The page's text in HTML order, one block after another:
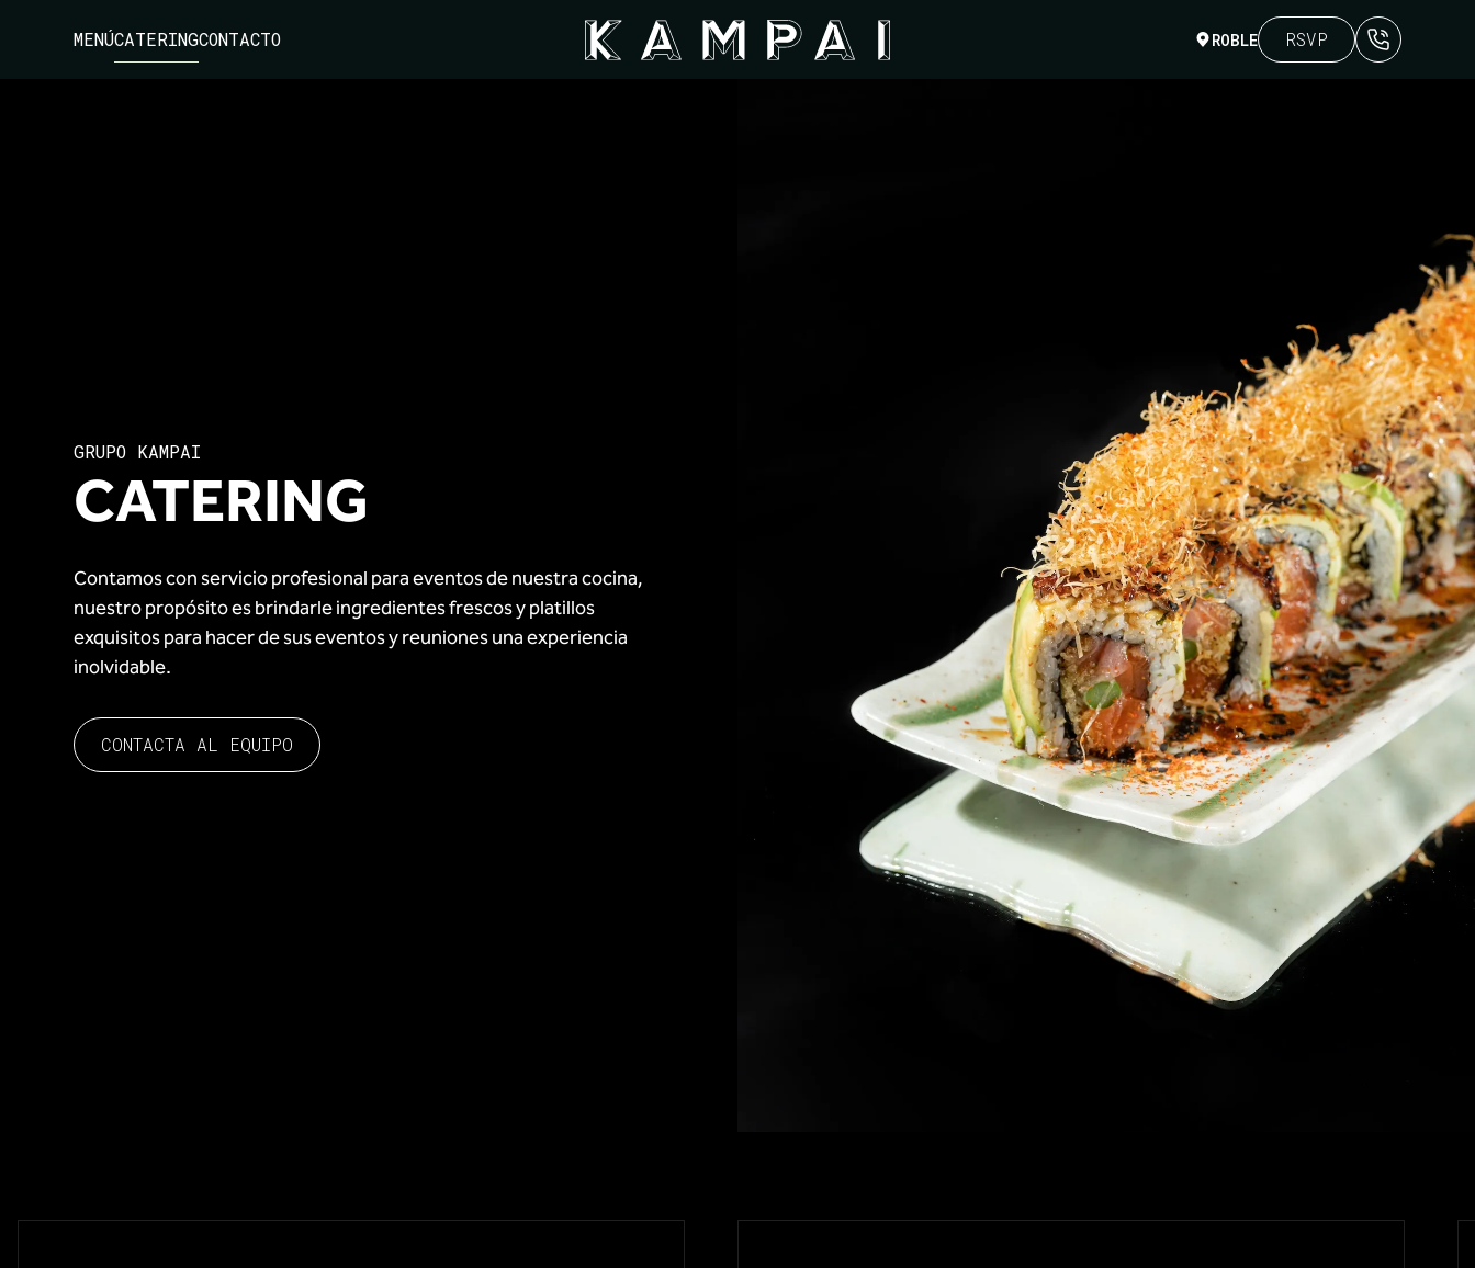
MENÚCATERINGCONTACTO ROBLE RSVP
GRUPO KAMPAI
CATERING
Contamos con servicio profesional para eventos de nuestra cocina,
nuestro propósito es brindarle ingredientes frescos y platillos
exquisitos para hacer de sus eventos y reuniones una experiencia
inolvidable.
CONTACTA AL EQUIPO